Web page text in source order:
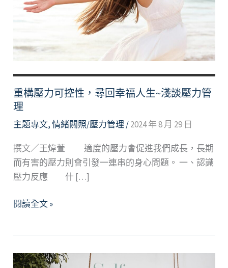
重構壓力可控性，尋回幸福人生~淺談壓力管
理
主題專文,情緒關照/壓力管理 /2024 年 8 月 29 日
撰文／王煒萱 適度的壓力會促進我們成長，長期
而有害的壓力則會引發一連串的身心問題。 一、認識
壓力反應 什 […]
重
可
閱讀全文 »